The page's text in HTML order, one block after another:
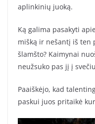
aplinkinių juoką.
Ką galima pasakyti
mišką ir nešantį iš ten
šlamšto? Kaimynai
neužsuko pas jį į
Paaiškėjo, kad
paskui juos pritaikė